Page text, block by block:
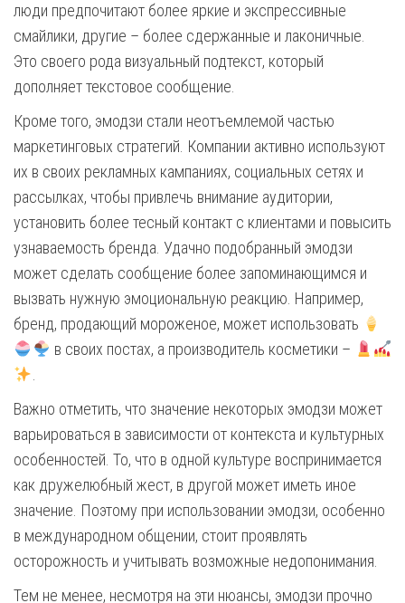
люди предпочитают более яркие и экспрессивные
смайлики, другие – более сдержанные и лаконичные.
Это своего рода визуальный подтекст, который
дополняет текстовое сообщение.
Кроме того, эмодзи стали неотъемлемой частью
маркетинговых стратегий. Компании активно используют
их в своих рекламных кампаниях, социальных сетях и
рассылках, чтобы привлечь внимание аудитории,
установить более тесный контакт с клиентами и повысить
узнаваемость бренда. Удачно подобранный эмодзи
может сделать сообщение более запоминающимся и
вызвать нужную эмоциональную реакцию. Например,
бренд, продающий мороженое, может использовать
в своих постах, а производитель косметики –
Важно отметить, что значение некоторых эмодзи может
варьироваться в зависимости от контекста и культурных
особенностей. То, что в одной культуре воспринимается
как дружелюбный жест, в другой может иметь иное
значение. Поэтому при использовании эмодзи, особенно
в международном общении, стоит проявлять
осторожность и учитывать возможные недопонимания.
Тем не менее, несмотря на эти нюансы, эмодзи прочно